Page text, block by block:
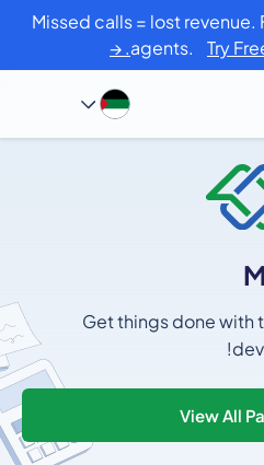
Missed calls = lost revenue.
agents. Try
Get things done with
View All